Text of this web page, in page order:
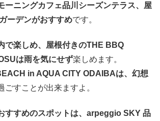
ーニングカフェ品川シーズンテラス、屋
ーデンがおすすめです。
で楽しめ、屋根付きのTHE BBQ
は雨を気にせず楽しめます。
in AQUA CITY ODAIBAは、幻想
ごすことが出来ますよ。
すすめのスポットは、arpeggio SKY 品